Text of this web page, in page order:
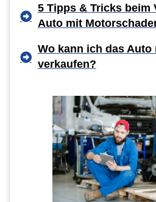
5 Tipps & Tricks beim
Auto mit
Wo kann ich das
verkaufen?